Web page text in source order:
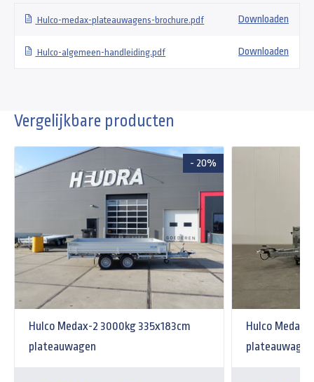
Hulco-medax-plateauwagens-brochure.pdf Downloaden
Hulco-algemeen-handleiding.pdf Downloaden
Vergelijkbare producten
- 20%
Hulco Medax-2 3000kg 335x183cm
plateauwagen
Hulco Medax-
plateauwagen